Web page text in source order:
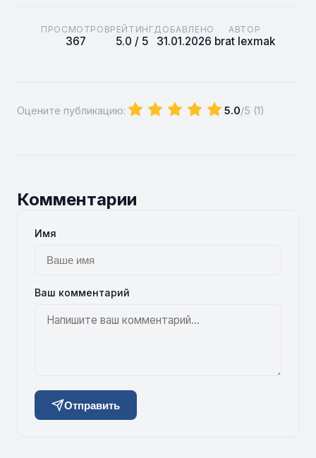
ПРОСМОТРОВ
367
РЕЙТИНГ
5.0 / 5
ДОБАВЛЕНО
31.01.2026
АВТОР
brat lexmak
Оцените публикацию: 5.0/5 (1)
Комментарии
Имя
Ваш комментарий
Отправить